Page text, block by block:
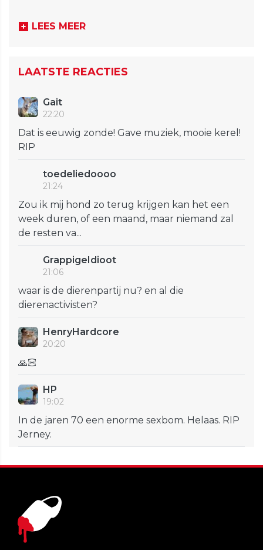
LEES MEER
LAATSTE REACTIES
Gait
22:20
Dat is eeuwig zonde! Gave muziek, mooie kerel!
RIP
toedeliedoooo
21:24
Zou ik mij hond zo terug krijgen kan het een
week duren, of een maand, maar niemand zal
de resten va...
GrappigeIdioot
21:06
waar is de dierenpartij nu? en al die
dierenactivisten?
HenryHardcore
20:20
🙏🏻
HP
19:02
In de jaren 70 een enorme sexbom. Helaas. RIP
Jerney.